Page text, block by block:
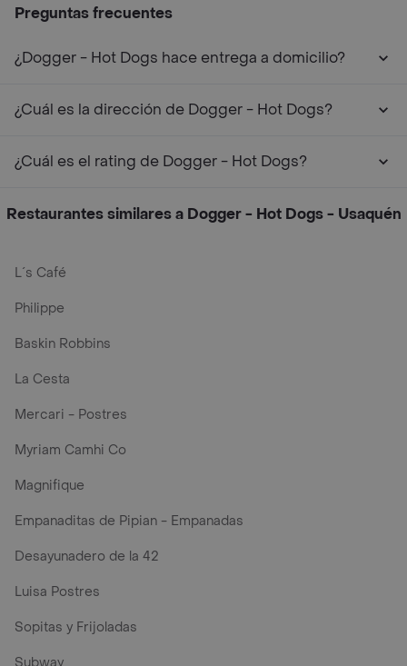
Preguntas frecuentes
¿Dogger - Hot Dogs hace entrega a domicilio?
¿Cuál es la dirección de Dogger - Hot Dogs?
¿Cuál es el rating de Dogger - Hot Dogs?
Restaurantes similares a Dogger - Hot Dogs - Usaquén
L´s Café
Philippe
Baskin Robbins
La Cesta
Mercari - Postres
Myriam Camhi Co
Magnifique
Empanaditas de Pipian - Empanadas
Desayunadero de la 42
Luisa Postres
Sopitas y Frijoladas